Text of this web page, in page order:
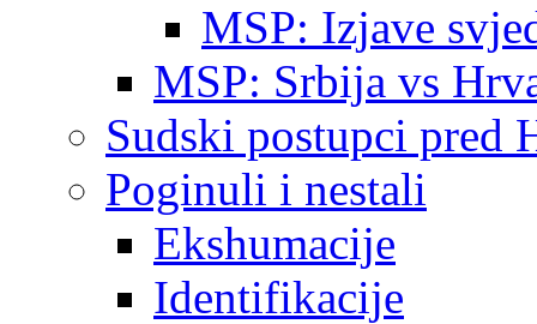
MSP: Izjave
MSP: Srbija vs
Sudski postupci pred
Poginuli i nestali
Ekshumacije
Identifikacije